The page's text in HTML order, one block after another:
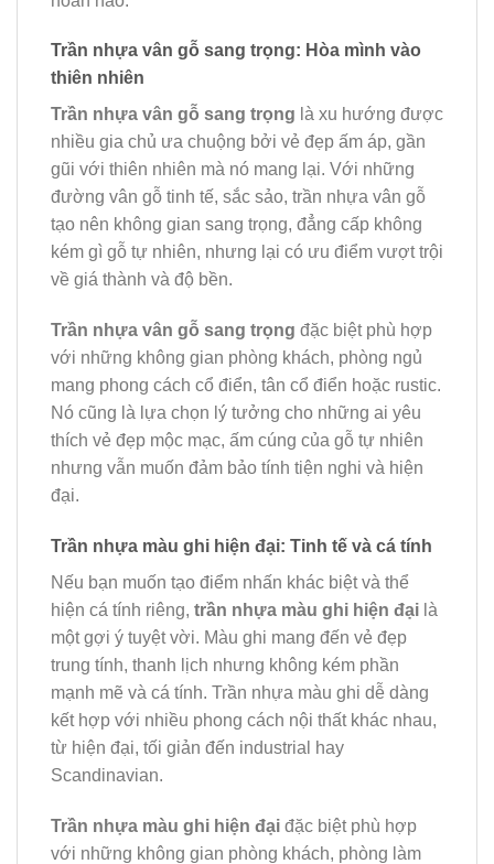
Trần nhựa vân gỗ sang trọng: Hòa mình vào
thiên nhiên
Trần nhựa vân gỗ sang trọng là xu hướng được
nhiều gia chủ ưa chuộng bởi vẻ đẹp ấm áp, gần
gũi với thiên nhiên mà nó mang lại. Với những
đường vân gỗ tinh tế, sắc sảo, trần nhựa vân gỗ
tạo nên không gian sang trọng, đẳng cấp không
kém gì gỗ tự nhiên, nhưng lại có ưu điểm vượt trội
về giá thành và độ bền.
Trần nhựa vân gỗ sang trọng đặc biệt phù hợp
với những không gian phòng khách, phòng ngủ
mang phong cách cổ điển, tân cổ điển hoặc rustic.
Nó cũng là lựa chọn lý tưởng cho những ai yêu
thích vẻ đẹp mộc mạc, ấm cúng của gỗ tự nhiên
nhưng vẫn muốn đảm bảo tính tiện nghi và hiện
đại.
Trần nhựa màu ghi hiện đại: Tinh tế và cá tính
Nếu bạn muốn tạo điểm nhấn khác biệt và thể
hiện cá tính riêng, trần nhựa màu ghi hiện đại là
một gợi ý tuyệt vời. Màu ghi mang đến vẻ đẹp
trung tính, thanh lịch nhưng không kém phần
mạnh mẽ và cá tính. Trần nhựa màu ghi dễ dàng
kết hợp với nhiều phong cách nội thất khác nhau,
từ hiện đại, tối giản đến industrial hay
Scandinavian.
Trần nhựa màu ghi hiện đại đặc biệt phù hợp
với những không gian phòng khách, phòng làm